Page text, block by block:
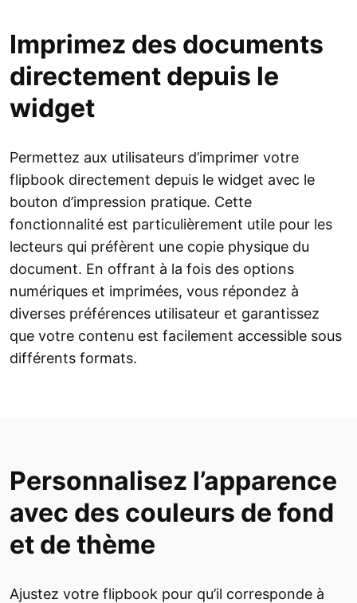
Imprimez des documents
directement depuis le
widget
Permettez aux utilisateurs d’imprimer votre
flipbook directement depuis le widget avec le
bouton d’impression pratique. Cette
fonctionnalité est particulièrement utile pour les
lecteurs qui préfèrent une copie physique du
document. En offrant à la fois des options
numériques et imprimées, vous répondez à
diverses préférences utilisateur et garantissez
que votre contenu est facilement accessible sous
différents formats.
Personnalisez l’apparence
avec des couleurs de fond
et de thème
Ajustez votre flipbook pour qu’il corresponde à